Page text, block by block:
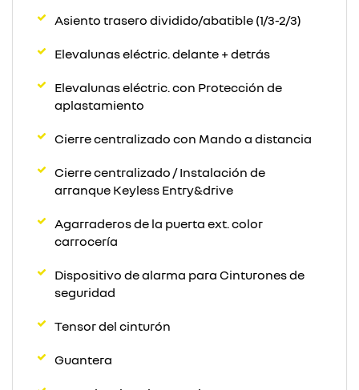
Asiento trasero dividido/abatible (1/3-2/3)
Elevalunas eléctric. delante + detrás
Elevalunas eléctric. con Protección de
aplastamiento
Cierre centralizado con Mando a distancia
Cierre centralizado / Instalación de
arranque Keyless Entry&drive
Agarraderos de la puerta ext. color
carrocería
Dispositivo de alarma para Cinturones de
seguridad
Tensor del cinturón
Guantera